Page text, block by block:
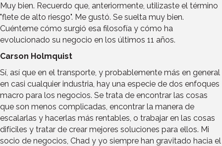
Muy bien. Recuerdo que, anteriormente, utilizaste el término
"flete de alto riesgo". Me gustó. Se suelta muy bien.
Cuénteme cómo surgió esa filosofía y cómo ha
evolucionado su negocio en los últimos 11 años.
Carson Holmquist
Sí, así que en el transporte, y probablemente más en general
en casi cualquier industria, hay una especie de dos enfoques
macro para los negocios. Se trata de encontrar las cosas
que son menos complicadas, encontrar la manera de
escalarlas y hacerlas más rentables, o trabajar en las cosas
difíciles y tratar de crear mejores soluciones para ellos. Mi
socio de negocios, Chad y yo siempre han gravitado hacia el